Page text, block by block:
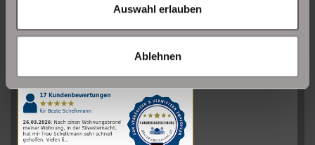
Auswahl erlauben
Ablehnen
08/2026
|110Schelkmann
ImmobilienBewertungen
auf
werkenntdenBESTEN.de